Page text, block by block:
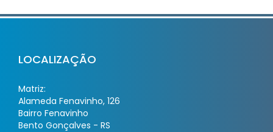
LOCALIZAÇÃO
Matriz:
Alameda Fenavinho, 126
Bairro Fenavinho
Bento Gonçalves - RS